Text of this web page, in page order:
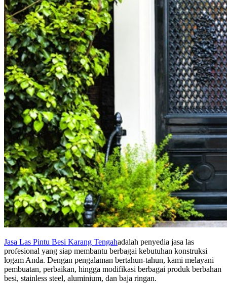
Jasa Las Pintu Besi Karang Tengahadalah penyedia jasa las
profesional yang siap membantu berbagai kebutuhan konstruksi
logam Anda. Dengan pengalaman bertahun-tahun, kami melayani
pembuatan, perbaikan, hingga modifikasi berbagai produk berbahan
besi, stainless steel, aluminium, dan baja ringan.